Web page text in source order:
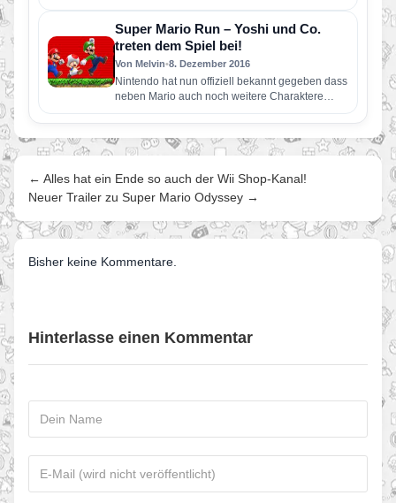
thematisiert auch…
Super Mario Run – Yoshi und Co.
treten dem Spiel bei!
Von Melvin•8. Dezember 2016
Nintendo hat nun offiziell bekannt gegeben dass
neben Mario auch noch weitere Charaktere
spielbar sein werden.
← Alles hat ein Ende so auch der Wii Shop-Kanal!
Neuer Trailer zu Super Mario Odyssey →
Bisher keine Kommentare.
Hinterlasse einen Kommentar